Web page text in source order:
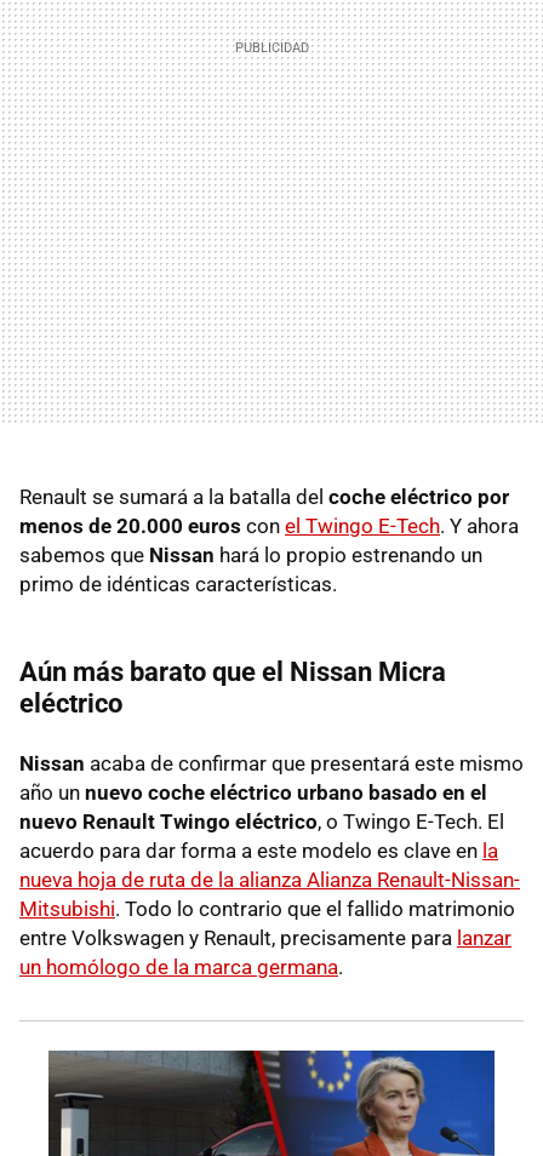
Renault se sumará a la batalla del coche eléctrico por
menos de 20.000 euros con el Twingo E-Tech. Y ahora
sabemos que Nissan hará lo propio estrenando un
primo de idénticas características.
Aún más barato que el Nissan Micra
eléctrico
Nissan acaba de confirmar que presentará este mismo
año un nuevo coche eléctrico urbano basado en el
nuevo Renault Twingo eléctrico, o Twingo E-Tech. El
acuerdo para dar forma a este modelo es clave en la
nueva hoja de ruta de la alianza Alianza Renault-Nissan-
Mitsubishi. Todo lo contrario que el fallido matrimonio
entre Volkswagen y Renault, precisamente para lanzar
un homólogo de la marca germana.